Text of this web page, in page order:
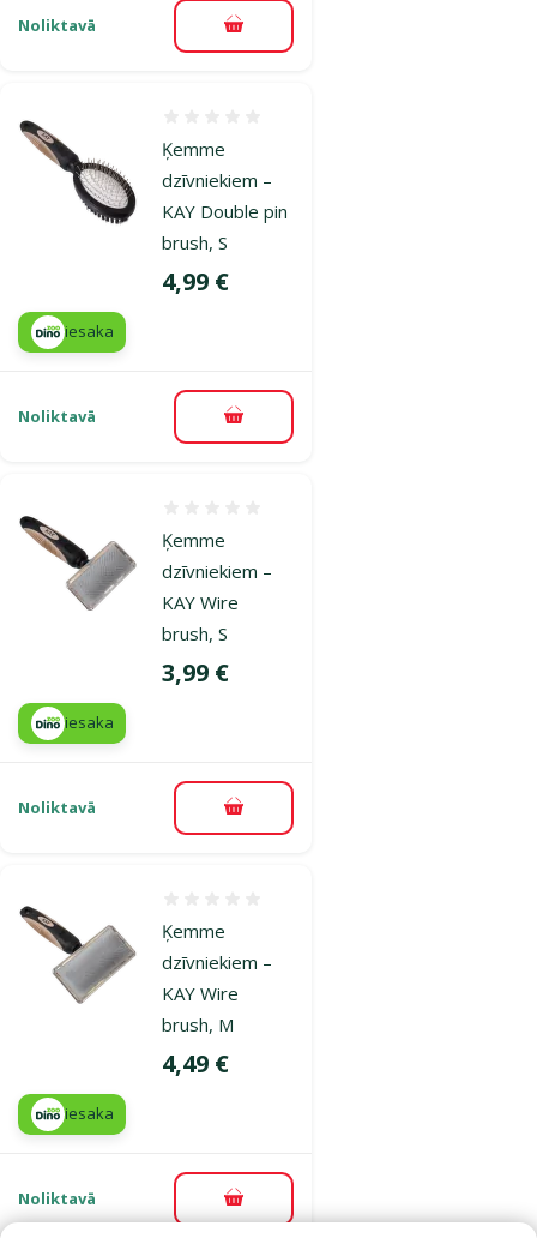
Noliktavā Pievienot grozam
Ķemme
dzīvniekiem –
KAY Double pin
brush, S
Cena
4,99 €
iesaka
Noliktavā Pievienot grozam
Ķemme
dzīvniekiem –
KAY Wire
brush, S
Cena
3,99 €
iesaka
Noliktavā Pievienot grozam
Ķemme
dzīvniekiem –
KAY Wire
brush, M
Cena
4,49 €
iesaka
Noliktavā Pievienot grozam